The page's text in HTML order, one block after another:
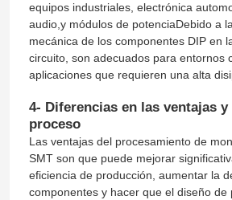
Inicio
equipos industriales, electrónica
audio,y módulos de potenciaDebido a
mecánica de los componentes DIP en
circuito, son adecuados para entornos
aplicaciones que requieren una alta
4- Diferencias en las ventajas
proceso
Las ventajas del procesamiento de
SMT son que puede mejorar
eficiencia de producción, aumentar la
componentes y hacer que el diseño de